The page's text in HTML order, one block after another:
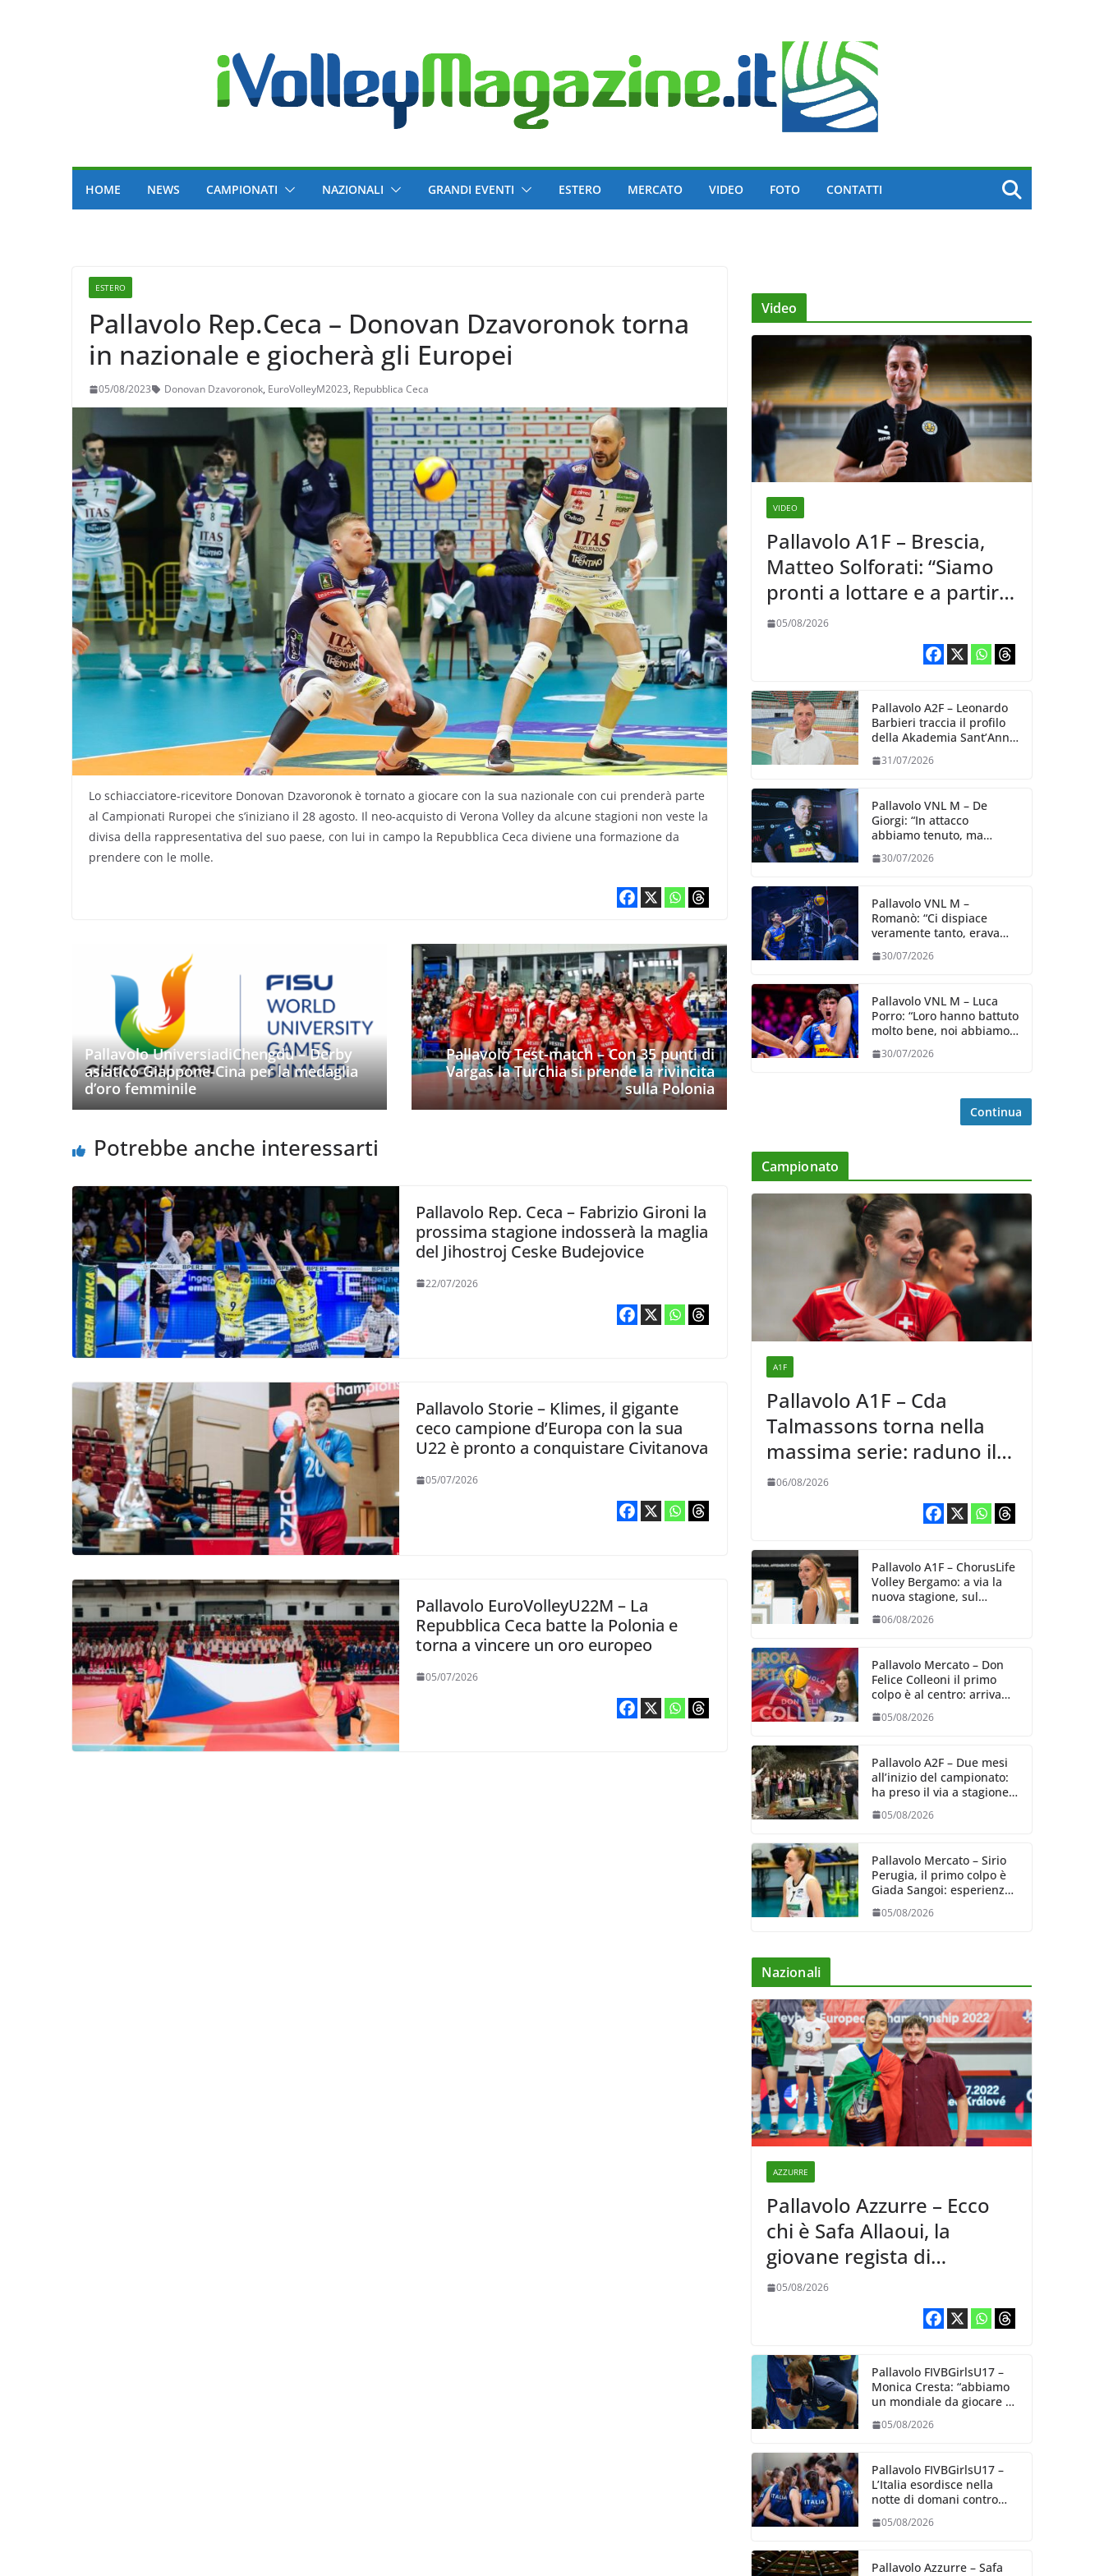
HOME NEWS CAMPIONATI NAZIONALI GRANDI EVENTI ESTERO MERCATO VIDEO FOTO CONTATTI
ESTERO
Pallavolo Rep.Ceca – Donovan Dzavoronok torna
in nazionale e giocherà gli Europei
05/08/2023 Donovan Dzavoronok, EuroVolleyM2023, Repubblica Ceca
Lo schiacciatore-ricevitore Donovan Dzavoronok è tornato a giocare con la sua nazionale con cui prenderà parte
al Campionati Ruropei che s’iniziano il 28 agosto. Il neo-acquisto di Verona Volley da alcune stagioni non veste la
divisa della rappresentativa del suo paese, con lui in campo la Repubblica Ceca diviene una formazione da
prendere con le molle.
Pallavolo UniversiadiChengdu – Derby
asiatico Giappone-Cina per la medaglia
d’oro femminile
Pallavolo Test-match – Con 35 punti di
Vargas la Turchia si prende la rivincita
sulla Polonia
Potrebbe anche interessarti
Pallavolo Rep. Ceca – Fabrizio Gironi la
prossima stagione indosserà la maglia
del Jihostroj Ceske Budejovice
22/07/2026
Pallavolo Storie – Klimes, il gigante
ceco campione d’Europa con la sua
U22 è pronto a conquistare Civitanova
05/07/2026
Pallavolo EuroVolleyU22M – La
Repubblica Ceca batte la Polonia e
torna a vincere un oro europeo
05/07/2026
Video
VIDEO
Pallavolo A1F – Brescia,
Matteo Solforati: “Siamo
pronti a lottare e a partire
carichi sin dal primo
05/08/2026
Pallavolo A2F – Leonardo
Barbieri traccia il profilo
della Akademia Sant’Anna
31/07/2026
Pallavolo VNL M – De
Giorgi: “In attacco
abbiamo tenuto, ma
dalla prestazione in
30/07/2026
Pallavolo VNL M –
Romanò: “Ci dispiace
veramente tanto, eravamo
impareremo”
30/07/2026
Pallavolo VNL M – Luca
Porro: “Loro hanno battuto
molto bene, noi abbiamo
spunto su cui lavorare e
30/07/2026
Continua
Campionato
A1F
Pallavolo A1F – Cda
Talmassons torna nella
massima serie: raduno il
10 agosto, i sogni di
06/08/2026
Pallavolo A1F – ChorusLife
Volley Bergamo: a via la
nuova stagione, sul
mercato si cerca la vice
Ungureanu
06/08/2026
Pallavolo Mercato – Don
Felice Colleoni il primo
colpo è al centro: arriva
Aurora Bertasi
05/08/2026
Pallavolo A2F – Due mesi
all’inizio del campionato:
ha preso il via a stagione
delle Black Angels
05/08/2026
Pallavolo Mercato – Sirio
Perugia, il primo colpo è
Giada Sangoi: esperienza
e talento in attacco
05/08/2026
Nazionali
AZZURRE
Pallavolo Azzurre – Ecco
chi è Safa Allaoui, la
giovane regista di
Bergamo convocata al
collegiale di Cavalese
05/08/2026
Pallavolo FIVBGirlsU17 –
Monica Cresta: “abbiamo
un mondiale da giocare al
capacità”
05/08/2026
Pallavolo FIVBGirlsU17 –
L’Italia esordisce nella
notte di domani contro
05/08/2026
Pallavolo Azzurre – Safa